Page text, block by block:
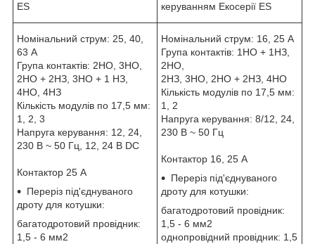
ES
керуванням Екосерії ES
Номінальний струм: 25, 40,
63 А
Група контактів: 2НО, 3НО,
2НО + 2НЗ, 3НО + 1 НЗ,
4НО, 4НЗ
Кількість модулів по 17,5 мм:
1, 2, 3
Напруга керування: 12, 24,
230 В ~ 50 Гц, 12, 24 В DC
Контактор 25 А
Переріз під'єднуваного
дроту для котушки:
багатодротовий провідник:
1,5 - 6 мм2
Номінальний струм: 16, 25 А
Група контактів: 1НО + 1НЗ,
2НО,
2НЗ, 3НО, 2НО + 2НЗ, 4НО
Кількість модулів по 17,5 мм:
1, 2
Напруга керування: 8/12, 24,
230 В ~ 50 Гц
Контактор 16, 25 А
Переріз під'єднуваного
дроту для котушки:
багатодротовий провідник:
1,5 - 6 мм2
однопровідний провідник: 1,5